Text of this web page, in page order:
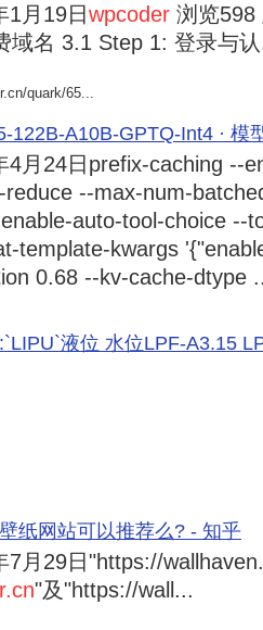
1月19日wpcoder 浏览598
域名 3.1 Step 1: 登录与
quark/65...
122B-A10B-GPTQ-Int4 · 模
4月24日 prefix-caching --
reduce --max-num-
auto-tool-choice --
template-kwargs
0.68 --kv-cache-dtype
:`LIPU`液位 水位LPF-A3.15
纸网站可以推荐么? - 知乎
7月29日 "https://
"及"https://wall...